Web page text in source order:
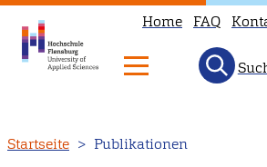
zum
Home FAQ
Startseite Publikationen